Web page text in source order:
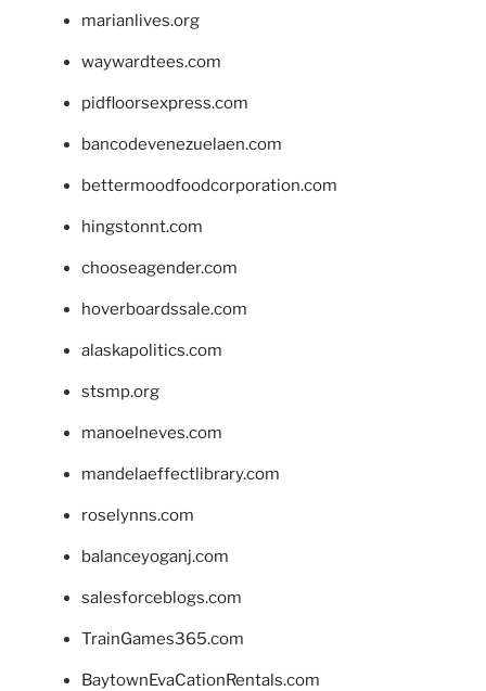
marianlives.org
waywardtees.com
pidfloorsexpress.com
bancodevenezuelaen.com
bettermoodfoodcorporation.com
hingstonnt.com
chooseagender.com
hoverboardssale.com
alaskapolitics.com
stsmp.org
manoelneves.com
mandelaeffectlibrary.com
roselynns.com
balanceyoganj.com
salesforceblogs.com
TrainGames365.com
BaytownEvaCationRentals.com